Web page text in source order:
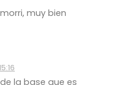
muy bien
la base que es